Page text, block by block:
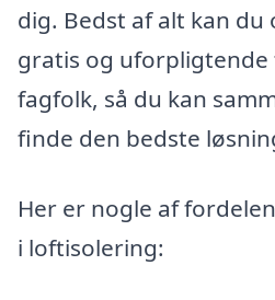
dig. Bedst af alt kan du
gratis og
fagfolk, så du kan
finde den bedste
Her er nogle af
i loftisolering: